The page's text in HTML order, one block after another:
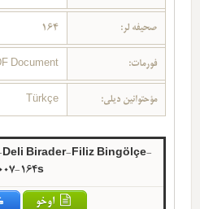
صحیفه لر: 164
فورمات: Document
مؤحتوانین دیلی: Türkçe
Deli Birader-Filiz Bingölçe-
164s
اوخو